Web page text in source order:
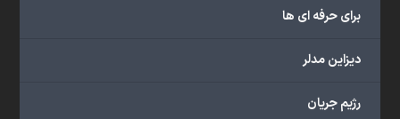
برای حرفه ای ها
دیزاین مدلر
رژیم جریان
گروه
شامل
آموزشی،